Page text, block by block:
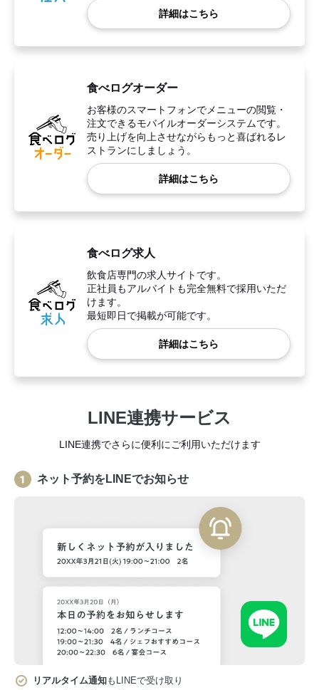
詳細はこちら
食べログオーダー
お客様のスマートフォンでメニューの閲覧・
注文できるモバイルオーダーシステムです。
売り上げを向上させながらもっと喜ばれるレ
ストランにしましょう。
詳細はこちら
食べログ求人
飲食店専門の求人サイトです。
正社員もアルバイトも完全無料で採用いただ
けます。
最短即日で掲載が可能です。
詳細はこちら
LINE連携サービス
LINE連携でさらに便利にご利用いただけます
ネット予約をLINEでお知らせ
リアルタイム通知もLINEで受け取り